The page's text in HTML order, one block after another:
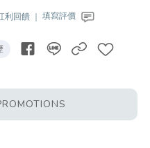
利回饋 ｜ 填寫評價